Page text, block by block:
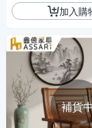
加入購
補貨